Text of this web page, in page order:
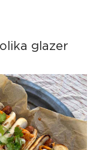
glazer